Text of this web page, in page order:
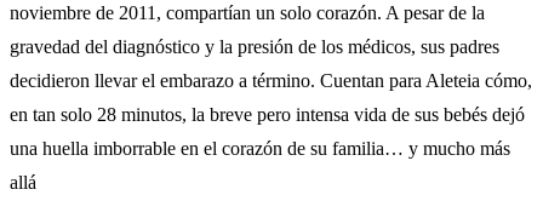
noviembre de 2011, compartían un solo corazón. A pesar de la
gravedad del diagnóstico y la presión de los médicos, sus padres
decidieron llevar el embarazo a término. Cuentan para Aleteia cómo,
en tan solo 28 minutos, la breve pero intensa vida de sus bebés dejó
una huella imborrable en el corazón de su familia… y mucho más
allá